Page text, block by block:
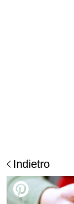
Indietro